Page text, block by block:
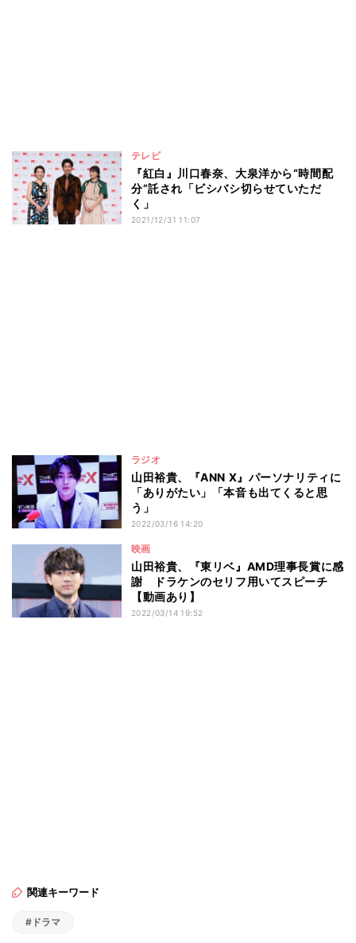
テレビ
『紅白』川口春奈、大泉洋から“時間配
分”託され「ビシバシ切らせていただ
く」
2021/12/31 11:07
ラジオ
山田裕貴、『ANN X』パーソナリティに
「ありがたい」「本音も出てくると思
う」
2022/03/16 14:20
映画
山田裕貴、『東リベ』AMD理事長賞に感
謝 ドラケンのセリフ用いてスピーチ
【動画あり】
2022/03/14 19:52
関連キーワード
#ドラマ